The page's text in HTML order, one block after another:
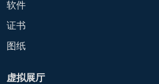
软件
证书
图纸
虚拟展厅